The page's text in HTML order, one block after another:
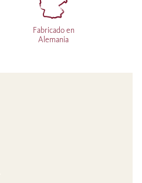
Fabricado en
Alemania